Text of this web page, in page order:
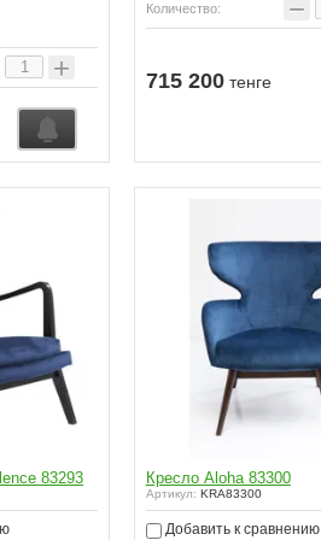
+
Количество: −
715 200тенге
83293 Кресло Aloha 83300
Артикул: KRA83300
Добавить к сравнению